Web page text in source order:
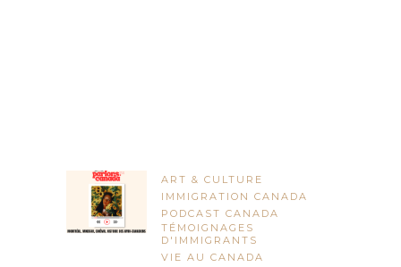
ART & CULTURE
IMMIGRATION CANADA
PODCAST CANADA
TÉMOIGNAGES
D'IMMIGRANTS
VIE AU CANADA